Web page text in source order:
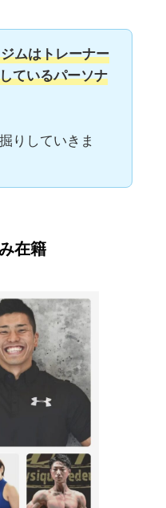
ムはトレーナー
ているパーソナ
りしていきま
在籍